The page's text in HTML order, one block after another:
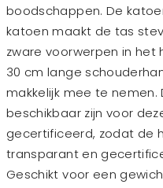
boodschappen. De
katoen maakt de tas
zware voorwerpen in het
30 cm lange
makkelijk mee te
beschikbaar zijn voor
gecertificeerd, zodat de
transparant en
Geschikt voor een